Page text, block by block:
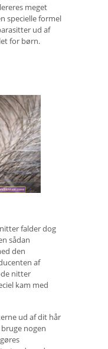
meget
specielle formel
ud af
for børn.
falder dog
sådan
den
af
nitter
kam med
ud af dit hår
nogen